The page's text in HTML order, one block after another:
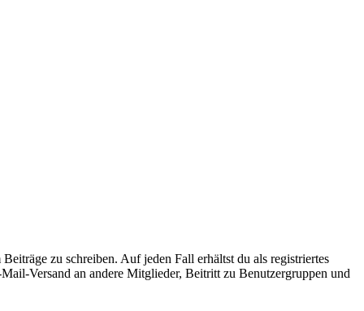
zu schreiben. Auf jeden Fall erhältst du als registriertes
Versand an andere Mitglieder, Beitritt zu Benutzergruppen und